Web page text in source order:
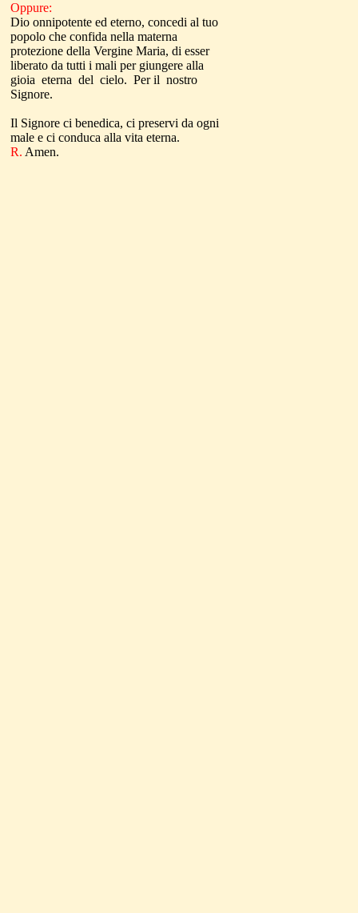
Oppure:
Dio onnipotente ed eterno, concedi al tuo
popolo che confida nella materna
protezione della Vergine Maria, di esser
liberato da tutti i mali per giungere alla
gioia eterna del cielo. Per il nostro
Signore.
Il Signore ci benedica, ci preservi da ogni
male e ci conduca alla vita eterna.
R. Amen.